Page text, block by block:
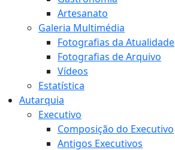
Artesanato
Galeria Multimédia
Fotografias da Atualidade
Fotografias de Arquivo
Vídeos
Estatística
Autarquia
Executivo
Composição do Executivo
Antigos Executivos